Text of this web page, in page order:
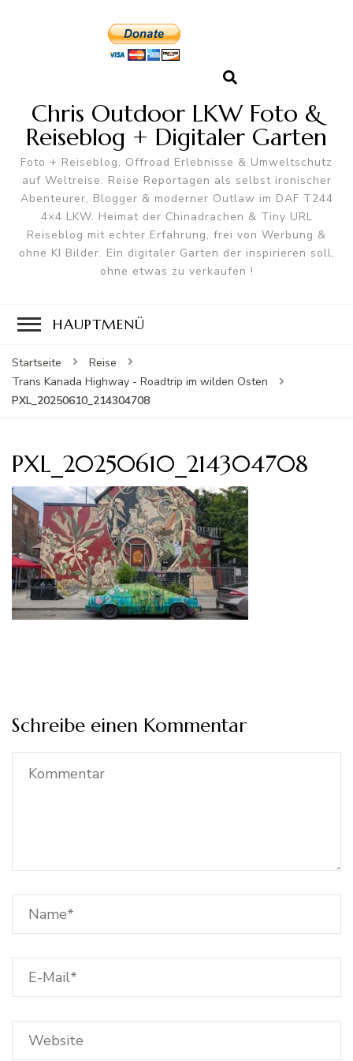
Chris Outdoor LKW Foto &
Reiseblog + Digitaler Garten
Foto + Reiseblog, Offroad Erlebnisse & Umweltschutz
auf Weltreise. Reise Reportagen als selbst ironischer
Abenteurer, Blogger & moderner Outlaw im DAF T244
4×4 LKW. Heimat der Chinadrachen & Tiny URL
Reiseblog mit echter Erfahrung, frei von Werbung &
ohne KI Bilder. Ein digitaler Garten der inspirieren soll,
ohne etwas zu verkaufen !
HAUPTMENÜ
Startseite
Reise
Trans Kanada Highway - Roadtrip im wilden Osten
PXL_20250610_214304708
PXL_20250610_214304708
Schreibe einen Kommentar